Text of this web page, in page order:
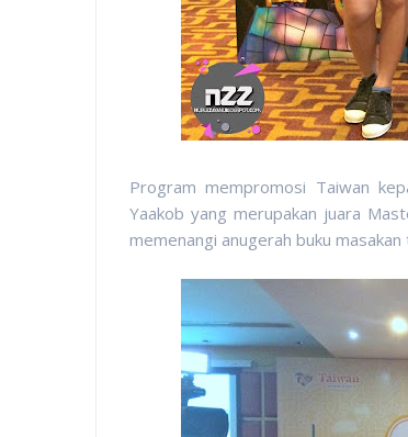
Program mempromosi Taiwan
Yaakob yang merupakan juara
memenangi anugerah buku